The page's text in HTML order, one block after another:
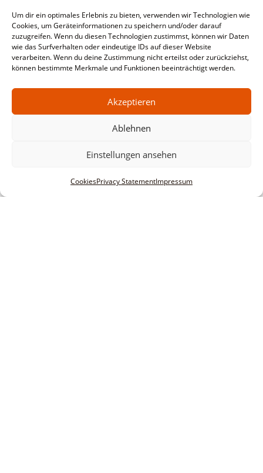
Um dir ein optimales Erlebnis zu bieten, verwenden wir Technologien wie
Cookies, um Geräteinformationen zu speichern und/oder darauf
zuzugreifen. Wenn du diesen Technologien zustimmst, können wir Daten
wie das Surfverhalten oder eindeutige IDs auf dieser Website
verarbeiten. Wenn du deine Zustimmung nicht erteilst oder zurückziehst,
können bestimmte Merkmale und Funktionen beeinträchtigt werden.
Akzeptieren
Ablehnen
Einstellungen ansehen
CookiesPrivacy StatementImpressum